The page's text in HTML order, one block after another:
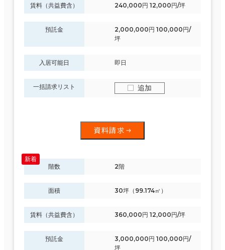
賃料（共益費含） 240,000円 12,000円/坪
預託金
2,000,000円 100,000円/
坪
入居可能日 即日
一括請求リスト 追加
資料請求
階数 2階
面積 30坪（99.174㎡）
賃料（共益費含） 360,000円 12,000円/坪
預託金
3,000,000円 100,000円/
坪